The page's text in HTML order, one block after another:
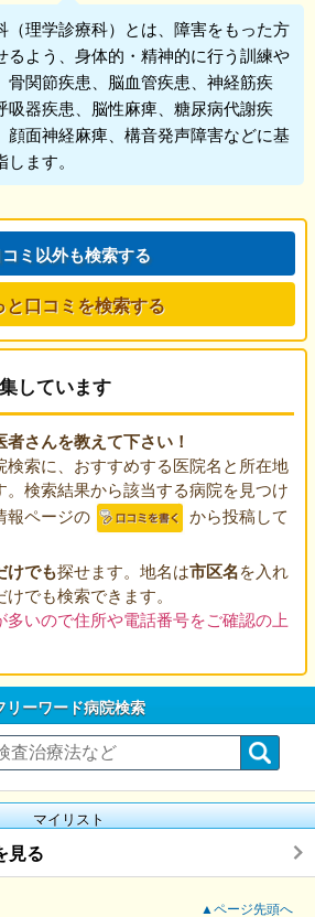
（理学診療科）とは、障害をもった方
るよう、身体的・精神的に行う訓練や
骨関節疾患、脳血管疾患、神経筋疾
吸器疾患、脳性麻痺、糖尿病代謝疾
顔面神経麻痺、構音発声障害などに基
ます。
ミ以外も検索する
と口コミを検索する
しています
さんを教えて下さい！
検索に、おすすめする医院名と所在地
検索結果から該当する病院を見つけ
報ページの
から投稿して
けでも探せます。地名は市区名を入れ
けでも検索できます。
いので住所や電話番号をご確認の上
リーワード病院検索
マイリスト
見る
▲ページ先頭へ